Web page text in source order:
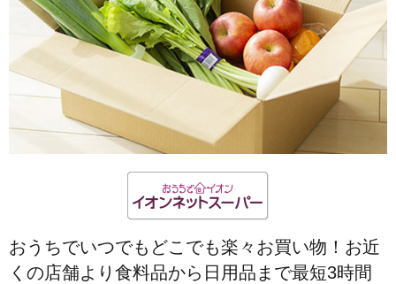
おうちでいつでもどこでも楽々お買い物！お近
くの店舗より食料品から日用品まで最短3時間